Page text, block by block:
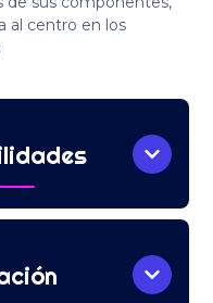
al centro en los